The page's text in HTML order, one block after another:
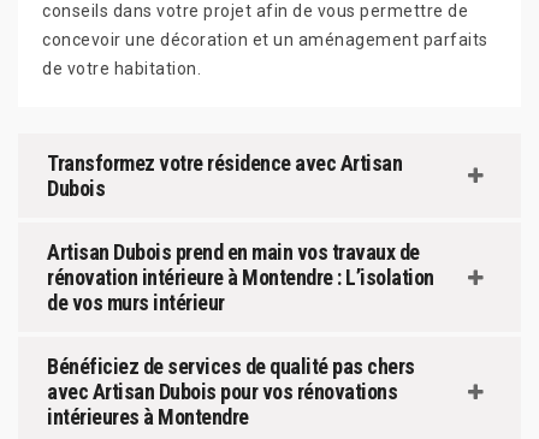
conseils dans votre projet afin de vous permettre de
concevoir une décoration et un aménagement parfaits
de votre habitation.
Transformez votre résidence avec Artisan
Dubois
Artisan Dubois prend en main vos travaux de
rénovation intérieure à Montendre : L’isolation
de vos murs intérieur
Bénéficiez de services de qualité pas chers
avec Artisan Dubois pour vos rénovations
intérieures à Montendre